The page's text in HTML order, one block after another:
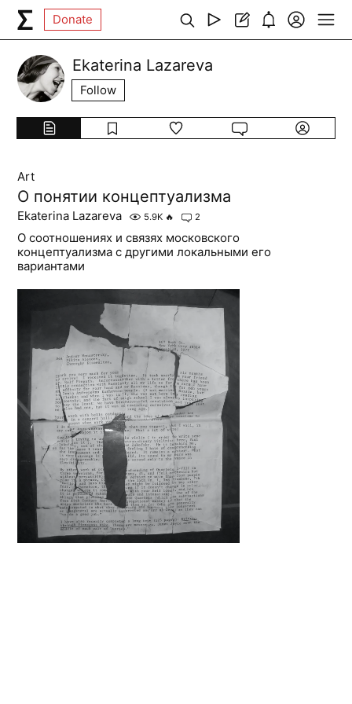
Donate
Ekaterina Lazareva
Follow
Art
О понятии концептуализма
Ekaterina Lazareva 5.9K 🔥 2
О соотношениях и связях московского
концептуализма с другими локальными его
вариантами